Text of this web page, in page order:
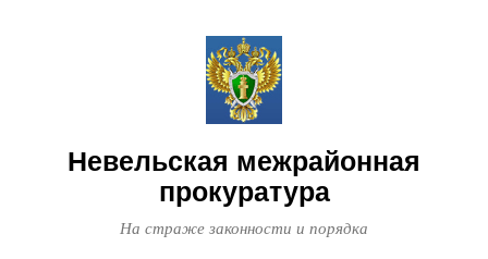
Невельская межрайонная
прокуратура
На страже законности и порядка